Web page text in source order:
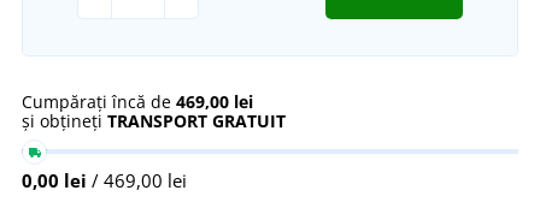
Cumpărați încă de 469,00 lei
și obțineți TRANSPORT GRATUIT
0,00 lei / 469,00 lei